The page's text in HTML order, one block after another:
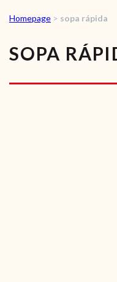
Homepage > sopa rápida
SOPA